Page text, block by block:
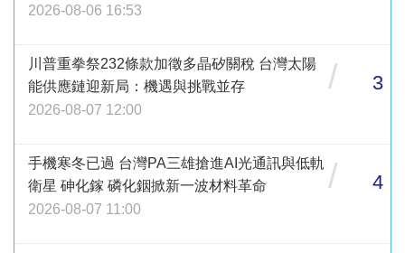
2026-08-06 16:53
川普重拳祭232條款加徵多晶矽關稅 台灣太陽
能供應鏈迎新局：機遇與挑戰並存
2026-08-07 12:00
/ 3
手機寒冬已過 台灣PA三雄搶進AI光通訊與低軌
衛星 砷化鎵 磷化銦掀新一波材料革命
2026-08-07 11:00
/ 4